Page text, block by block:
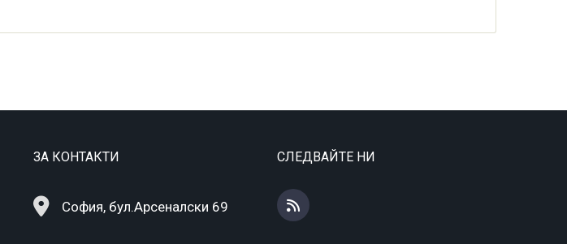
ЗА КОНТАКТИ
София, бул.Арсеналски 69
СЛЕДВАЙТЕ НИ